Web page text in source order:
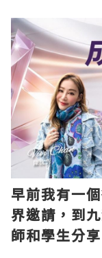
早前我有一
界邀請，到
師和學生分